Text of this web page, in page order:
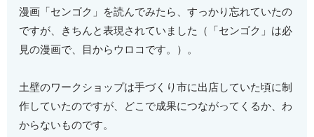
漫画「センゴク」を読んでみたら、すっかり忘れていたの
ですが、きちんと表現されていました（「センゴク」は必
見の漫画で、目からウロコです。）。
土壁のワークショップは手づくり市に出店していた頃に制
作していたのですが、どこで成果につながってくるか、わ
からないものです。